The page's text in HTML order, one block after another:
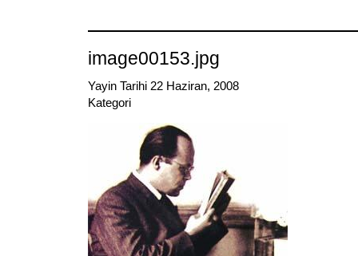
image00153.jpg
Yayin Tarihi 22 Haziran, 2008
Kategori